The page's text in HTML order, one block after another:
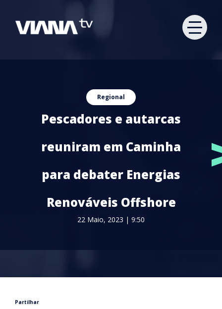
Regional
Pescadores e autarcas
reuniram em Caminha
para debater Energias
Renováveis Offshore
22 Maio, 2023 | 9:50
Partilhar